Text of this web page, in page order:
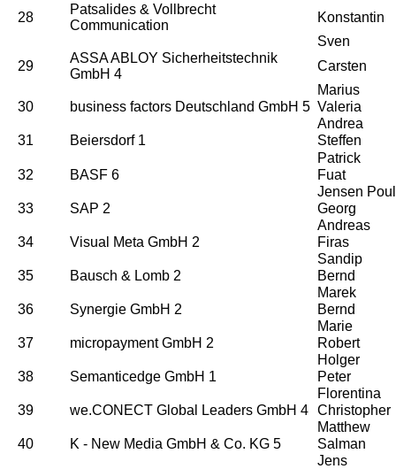
28
Patsalides & Vollbrecht
Communication
Konstantin
Sven
29
ASSA ABLOY Sicherheitstechnik
GmbH 4
Carsten
Marius
30
business factors Deutschland GmbH 5 Valeria
Andrea
31
Beiersdorf 1
Steffen
Patrick
32
BASF 6
Fuat
Jensen
33
SAP 2
Georg
Andreas
34
Visual Meta GmbH 2
Firas
Sandip
35
Bausch & Lomb 2
Bernd
Marek
36
Synergie GmbH 2
Bernd
Marie
37
micropayment GmbH 2
Robert
Holger
38
Semanticedge GmbH 1
Peter
Florentina
39
we.CONECT Global Leaders GmbH 4 Christopher
Matthew
40
K - New Media GmbH & Co. KG 5
Salman
Jens